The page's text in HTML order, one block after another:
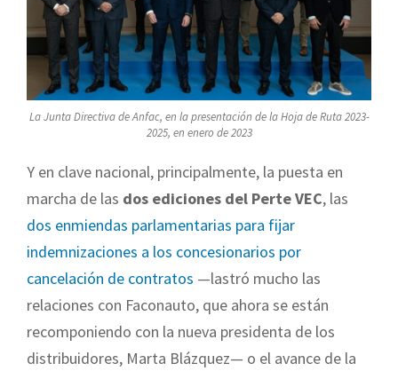
La Junta Directiva de Anfac, en la presentación de la Hoja de Ruta 2023-
2025, en enero de 2023
Y en clave nacional, principalmente, la puesta en
marcha de las dos ediciones del Perte VEC, las
dos enmiendas parlamentarias para fijar
indemnizaciones a los concesionarios por
cancelación de contratos —lastró mucho las
relaciones con Faconauto, que ahora se están
recomponiendo con la nueva presidenta de los
distribuidores, Marta Blázquez— o el avance de la